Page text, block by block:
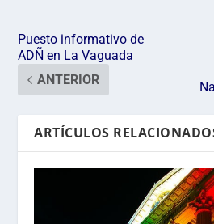
Puesto informativo de
ADÑ en La Vaguada
ANTERIOR
ARTÍCULOS